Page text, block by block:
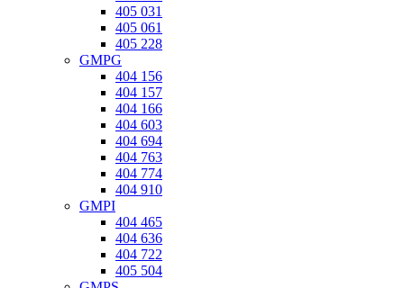
405 031
405 061
405 228
GMPG
404 156
404 157
404 166
404 603
404 694
404 763
404 774
404 910
GMPI
404 465
404 636
404 722
405 504